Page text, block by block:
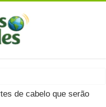
Quando o Consumo é
de cabelo que serão